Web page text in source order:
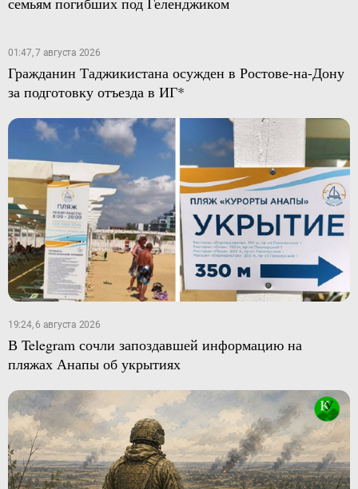
01:47, 7 августа 2026
Гражданин Таджикистана осужден в Ростове-на-Дону
за подготовку отъезда в ИГ*
19:24, 6 августа 2026
В Telegram сочли запоздавшей информацию на
пляжах Анапы об укрытиях